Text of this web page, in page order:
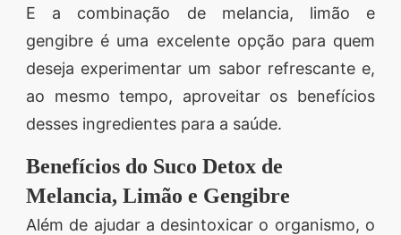
E a combinação de melancia, limão e
gengibre é uma excelente opção para quem
deseja experimentar um sabor refrescante e,
ao mesmo tempo, aproveitar os benefícios
desses ingredientes para a saúde.
Benefícios do Suco Detox de
Melancia, Limão e Gengibre
Além de ajudar a desintoxicar o organismo, o